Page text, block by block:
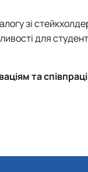
зі
для
та